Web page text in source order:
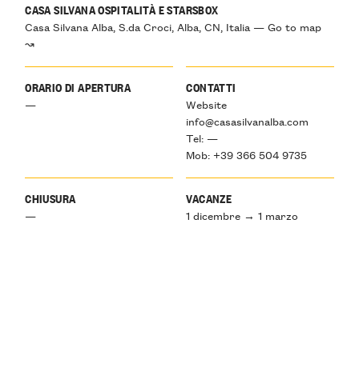
CASA SILVANA OSPITALITÀ E STARSBOX
Casa Silvana Alba, S.da Croci, Alba, CN, Italia — Go to map
↝
ORARIO DI APERTURA
—
CONTATTI
Website
info@casasilvanalba.com
Tel: —
Mob: +39 366 504 9735
CHIUSURA
—
VACANZE
1 dicembre → 1 marzo